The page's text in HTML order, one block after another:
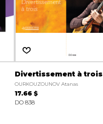
Divertissement à trois
OURKOUZOUNOV Atanas
17.66 $
DO 838